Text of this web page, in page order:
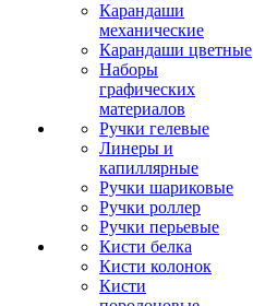
Карандаши
механические
Карандаши цветные
Наборы
графических
материалов
Ручки гелевые
Линеры и
капиллярные
Ручки шариковые
Ручки роллер
Ручки перьевые
Кисти белка
Кисти колонок
Кисти